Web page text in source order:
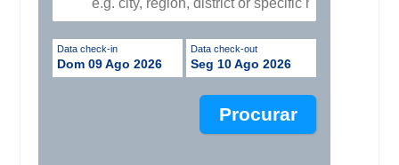
Data check-in
Dom 09 Ago 2026
Data check-out
Seg 10 Ago 2026